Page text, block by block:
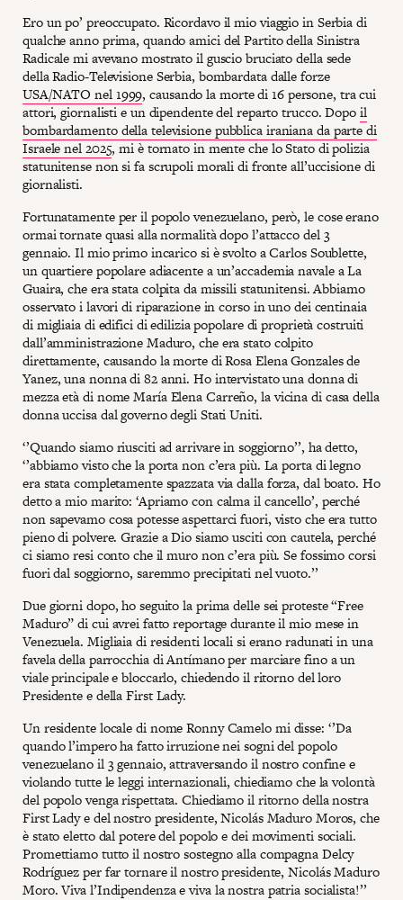
Ero un po’ preoccupato. Ricordavo il mio viaggio in Serbia di
qualche anno prima, quando amici del Partito della Sinistra
Radicale mi avevano mostrato il guscio bruciato della sede
della Radio-Televisione Serbia, bombardata dalle forze
USA/NATO nel 1999, causando la morte di 16 persone, tra cui
attori, giornalisti e un dipendente del reparto trucco. Dopoil
bombardamento della televisione pubblica iraniana da parte di
Israele nel 2025, mi è tornato in mente che lo Stato di polizia
statunitense non si fa scrupoli morali di fronte all’uccisione di
giornalisti.
Fortunatamente per il popolo venezuelano, però, le cose erano
ormai tornate quasi alla normalità dopo l’attacco del 3
gennaio. Il mio primo incarico si è svolto a Carlos Soublette,
un quartiere popolare adiacente a un’accademia navale a La
Guaira, che era stata colpita da missili statunitensi. Abbiamo
osservato i lavori di riparazione in corso in uno dei centinaia
di migliaia di edifici di edilizia popolare di proprietà costruiti
dall’amministrazione Maduro, che era stato colpito
direttamente, causando la morte di Rosa Elena Gonzales de
Yanez, una nonna di 82 anni. Ho intervistato una donna di
mezza età di nome María Elena Carreño, la vicina di casa della
donna uccisa dal governo degli Stati Uniti.
‘’Quando siamo riusciti ad arrivare in soggiorno’’, ha detto,
‘’abbiamo visto che la porta non c’era più. La porta di legno
era stata completamente spazzata via dalla forza, dal boato. Ho
detto a mio marito: ‘Apriamo con calma il cancello’, perché
non sapevamo cosa potesse aspettarci fuori, visto che era tutto
pieno di polvere. Grazie a Dio siamo usciti con cautela, perché
ci siamo resi conto che il muro non c’era più. Se fossimo corsi
fuori dal soggiorno, saremmo precipitati nel vuoto.’’
Due giorni dopo, ho seguito la prima delle sei proteste “Free
Maduro” di cui avrei fatto reportage durante il mio mese in
Venezuela. Migliaia di residenti locali si erano radunati in una
favela della parrocchia di Antímano per marciare fino a un
viale principale e bloccarlo, chiedendo il ritorno del loro
Presidente e della First Lady.
Un residente locale di nome Ronny Camelo mi disse: ‘’Da
quando l’impero ha fatto irruzione nei sogni del popolo
venezuelano il 3 gennaio, attraversando il nostro confine e
violando tutte le leggi internazionali, chiediamo che la volontà
del popolo venga rispettata. Chiediamo il ritorno della nostra
First Lady e del nostro presidente, Nicolás Maduro Moros, che
è stato eletto dal potere del popolo e dei movimenti sociali.
Promettiamo tutto il nostro sostegno alla compagna Delcy
Rodríguez per far tornare il nostro presidente, Nicolás Maduro
Moro. Viva l’Indipendenza e viva la nostra patria socialista!’’